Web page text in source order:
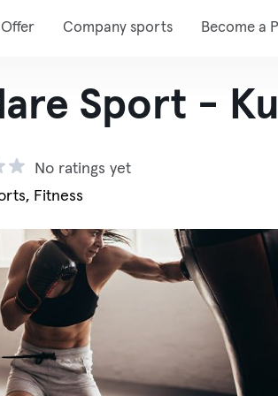
Company sports Become a
Sport -
No ratings yet
Fitness